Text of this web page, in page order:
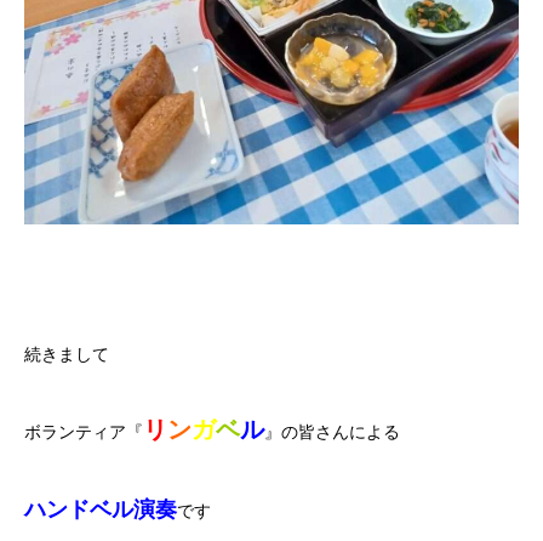
続きまして
ボランティア『 リ ンガベル』の皆さんによる
ハンドベル演奏です